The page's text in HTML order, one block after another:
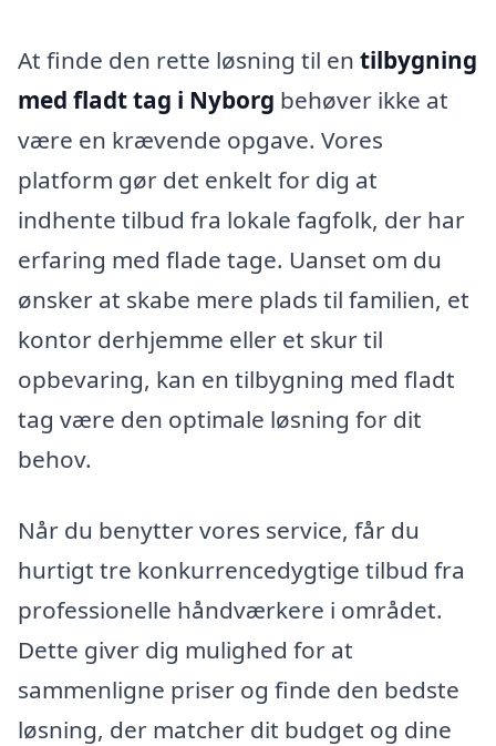
At finde den rette løsning til en tilbygning
med fladt tag i Nyborg behøver ikke at
være en krævende opgave. Vores
platform gør det enkelt for dig at
indhente tilbud fra lokale fagfolk, der har
erfaring med flade tage. Uanset om du
ønsker at skabe mere plads til familien, et
kontor derhjemme eller et skur til
opbevaring, kan en tilbygning med fladt
tag være den optimale løsning for dit
behov.
Når du benytter vores service, får du
hurtigt tre konkurrencedygtige tilbud fra
professionelle håndværkere i området.
Dette giver dig mulighed for at
sammenligne priser og finde den bedste
løsning, der matcher dit budget og dine